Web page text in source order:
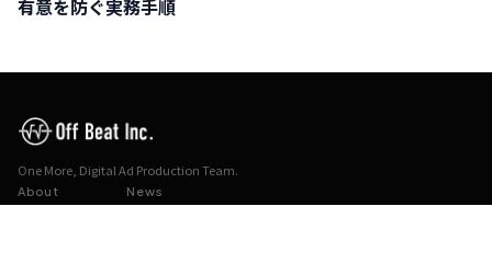
有意を防ぐ実務手順
One More, Digital Ad Production Team.
About News